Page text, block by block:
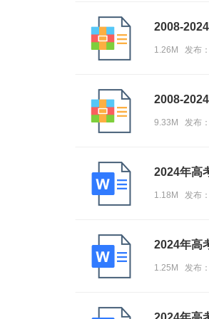
2008-
1.26M 发布
2008-
9.33M 发布
2024年高
1.18M 发布
2024年高
1.25M 发布